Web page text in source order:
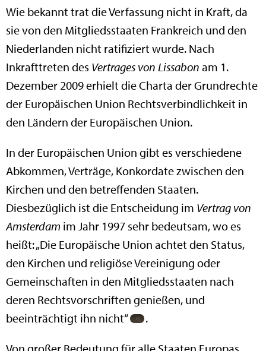
Wie bekannt trat die Verfassung nicht in Kraft, da
sie von den Mitgliedsstaaten Frankreich und den
Niederlanden nicht ratifiziert wurde. Nach
Inkrafttreten des Vertrages von Lissabon am 1.
Dezember 2009 erhielt die Charta der Grundrechte
der Europäischen Union Rechtsverbindlichkeit in
den Ländern der Europäischen Union.
In der Europäischen Union gibt es verschiedene
Abkommen, Verträge, Konkordate zwischen den
Kirchen und den betreffenden Staaten.
Diesbezüglich ist die Entscheidung im Vertrag von
Amsterdam im Jahr 1997 sehr bedeutsam, wo es
heißt: „Die Europäische Union achtet den Status,
den Kirchen und religiöse Vereinigung oder
Gemeinschaften in den Mitgliedsstaaten nach
deren Rechtsvorschriften genießen, und
beeinträchtigt ihn nicht“
.